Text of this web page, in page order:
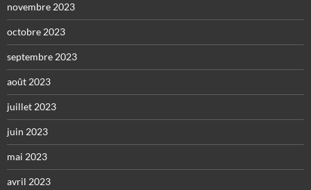
novembre 2023
octobre 2023
septembre 2023
août 2023
juillet 2023
juin 2023
mai 2023
avril 2023